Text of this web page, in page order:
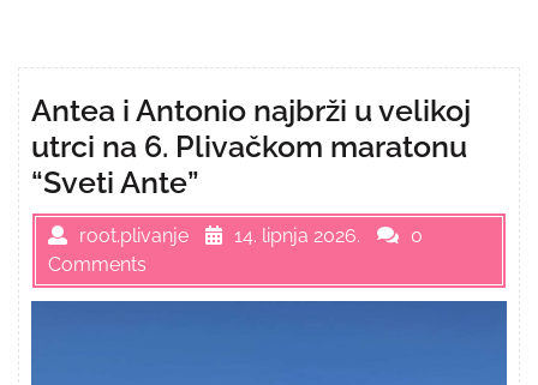
Antea i Antonio najbrži u velikoj
utrci na 6. Plivačkom maratonu
“Sveti Ante”
root.plivanje 14. lipnja 2026.
0
Comments